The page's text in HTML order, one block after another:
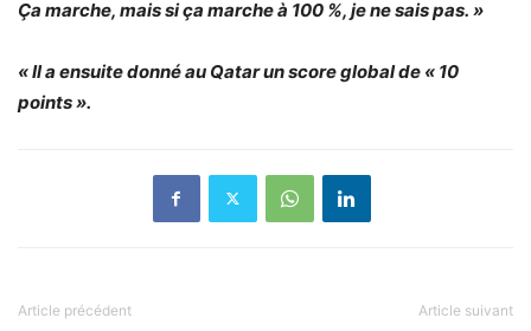
Ça marche, mais si ça marche à 100 %, je ne sais pas. »
« Il a ensuite donné au Qatar un score global de « 10
points ».
Article précédent Article suivant